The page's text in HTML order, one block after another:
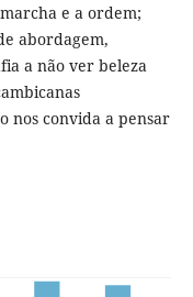
e a ordem;
abordagem,
a não ver beleza
nos convida a pensar